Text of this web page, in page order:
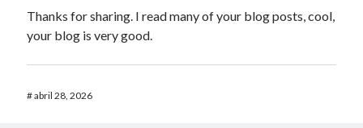
Thanks for sharing. I read many of your blog posts, cool,
your blog is very good.
#abril 28, 2026